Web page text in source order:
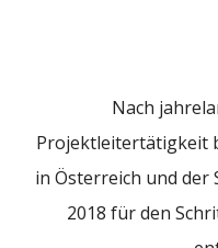
Nach
Projektleitertätigkeit
in Österreich und der
2018 für den